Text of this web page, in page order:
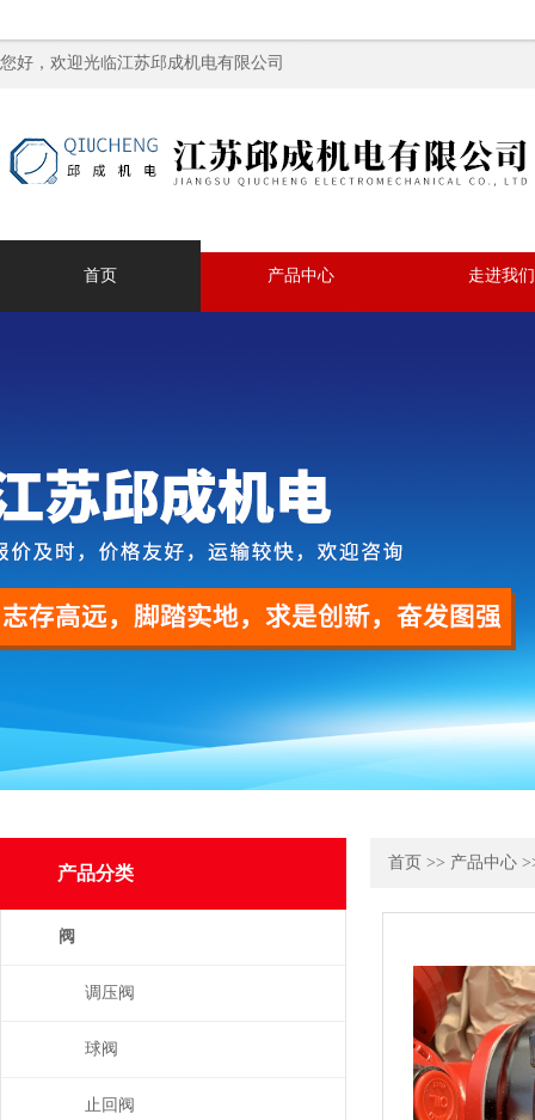
您好，欢迎光临江苏邱成机电有限公司
首页 产品中心 走进我们
产品分类
阀
调压阀
球阀
止回阀
首页 >> 产品中心